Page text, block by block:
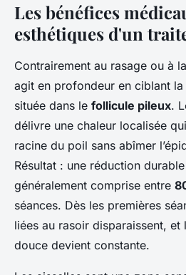
Les bénéfices
esthétiques d'un
Contrairement au rasage ou à
agit en profondeur en ciblant la
située dans le follicule pileux.
délivre une chaleur localisée
racine du poil sans abîmer
Résultat : une réduction
généralement comprise entre
séances. Dès les premières
liées au rasoir disparaissent, et
douce devient constante.